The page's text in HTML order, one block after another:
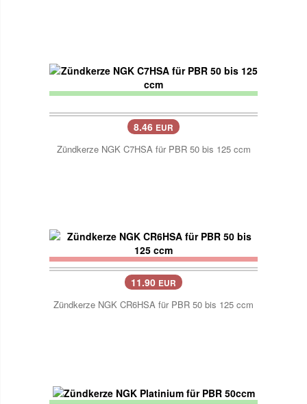
8.46 EUR
Zündkerze NGK C7HSA für PBR 50 bis 125 ccm
11.90 EUR
Zündkerze NGK CR6HSA für PBR 50 bis 125 ccm